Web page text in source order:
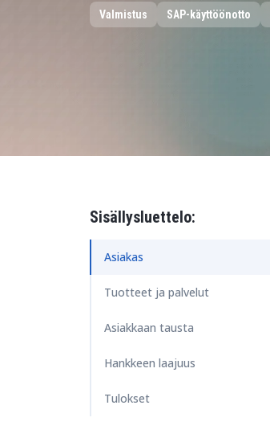
Henkilöstöhallinto
Valmistus SAP-käyttöönotto
Sisällysluettelo:
Asiakas
Tuotteet ja palvelut
Asiakkaan tausta
Hankkeen laajuus
Tulokset